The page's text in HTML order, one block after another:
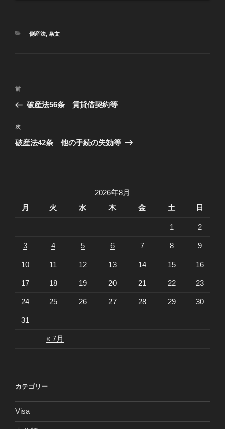
カ
倒産法, 条文
投
ビ
ゲ
過
去
投
稿
前
破産法56条 賃貸借契約等
次
の
次
破産法42条 他の手続の失効等
2026年8月
月
火 水 木 金 土 日
« 7月
1 2
3 4 5 6 7 8 9
10 11 12 13 14 15 16
17 18 19 20 21 22 23
24 25 26 27 28 29 30
31
カテゴリー
Visa